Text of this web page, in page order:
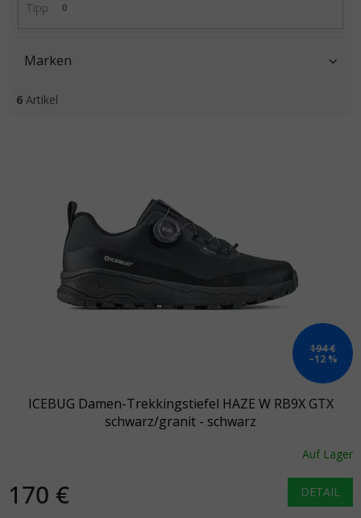
Tipp 0
Marken
6 Artikel
194 €
–12 %
ICEBUG Damen-Trekkingstiefel HAZE W RB9X GTX
schwarz/granit - schwarz
Auf Lager
170 € DETAIL